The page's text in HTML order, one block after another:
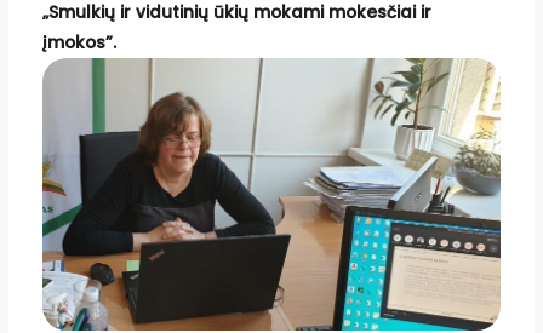
„Smulkių ir vidutinių ūkių mokami mokesčiai ir
įmokos”.